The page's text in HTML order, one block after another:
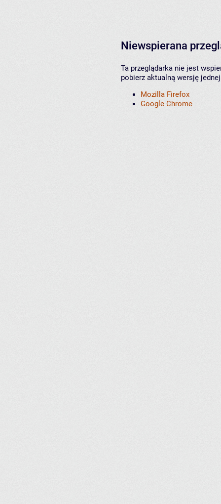
Niewspierana
Ta przeglądarka nie jest
pobierz aktualną wersję
Mozilla Firefox
Google Chrome